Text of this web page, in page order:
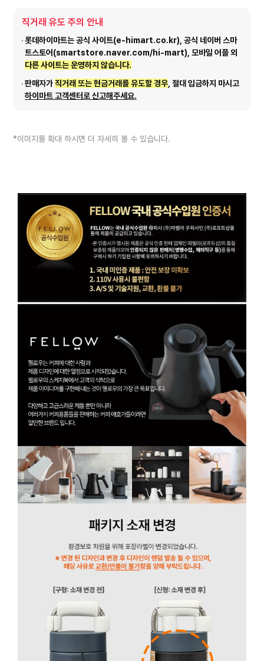
직거래 유도 주의 안내
롯데하이마트는 공식 사이트(e-himart.co.kr), 공식 네이버 스마
트스토어(smartstore.naver.com/hi-mart), 모바일 어플 외
다른 사이트는 운영하지 않습니다.
판매자가직거래 또는 현금거래를 유도할 경우 , 절대 입금하지 마시고
하이마트 고객센터로 신고해주세요.
*이미지를 확대 하시면 더 자세히 볼 수 있습니다.